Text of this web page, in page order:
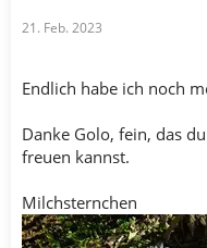
21. Feb. 2023
Endlich habe ich noch
Danke Golo, fein, das
freuen kannst.
Milchsternchen